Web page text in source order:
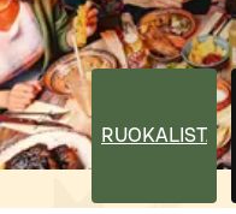
RUOKALISTA